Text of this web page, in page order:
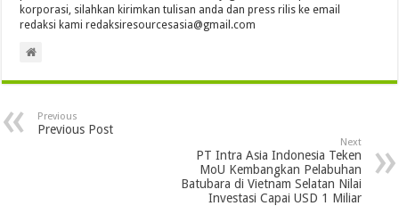
korporasi, silahkan kirimkan tulisan anda dan press rilis ke email
redaksi kami redaksiresourcesasia@gmail.com
Previous
Previous Post
Next
PT Intra Asia Indonesia Teken
MoU Kembangkan Pelabuhan
Batubara di Vietnam Selatan Nilai
Investasi Capai USD 1 Miliar